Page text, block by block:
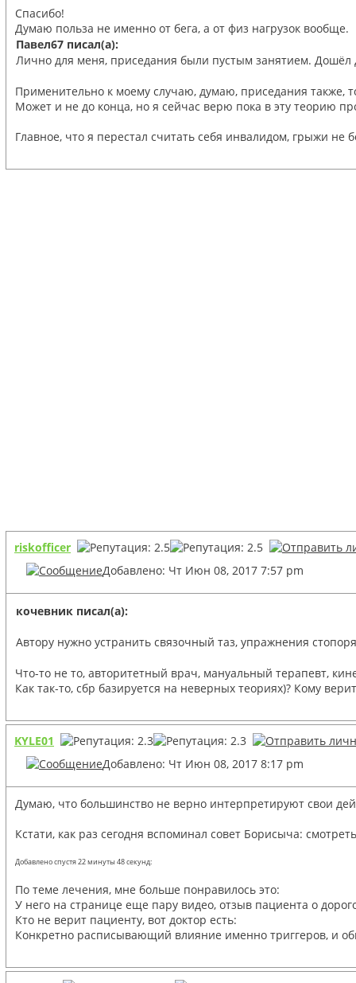
Спасибо!
Думаю польза не именно от бега, а от физ нагрузок вообще.
Павел67 писал(а):
Лично для меня, приседания были пустым занятием. Дошёл
Применительно к моему случаю, думаю, приседания также,
Может и не до конца, но я сейчас верю пока в эту теорию
Главное, что я перестал считать себя инвалидом, грыжи
riskofficer
Добавлено: Чт Июн 08, 2017 7:57 pm
кочевник писал(а):
Автору нужно устранить связочный таз, упражнения
Что-то не то, авторитетный врач, мануальный терапевт,
Как так-то, сбр базируется на неверных теориях)? Кому
KYLE01
Добавлено: Чт Июн 08, 2017 8:17 pm
Думаю, что большинство не верно интерпретируют свои
Кстати, как раз сегодня вспоминал совет Борисыча:
Добавлено спустя 22 минуты 48 секунд:
По теме лечения, мне больше понравилось это:
У него на странице еще пару видео, отзыв пациента о
Кто не верит пациенту, вот доктор есть:
Конкретно расписывающий влияние именно триггеров, и